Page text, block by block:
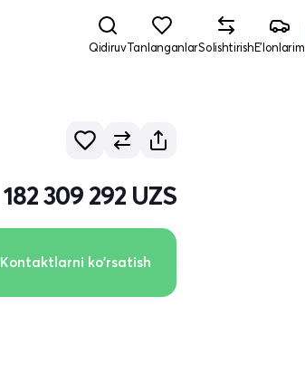
QidiruvTanlanganlarSolishtirishE'lonlarim
182 309 292 UZS
Kontaktlarni ko'rsatish